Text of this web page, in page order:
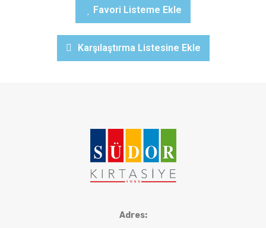
Favori Listeme Ekle
Karşılaştırma Listesine Ekle
Adres: